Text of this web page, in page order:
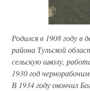
Родился в 1908 году в
района Тульской
сельскую школу,
1930 год
В 1934 году окончил